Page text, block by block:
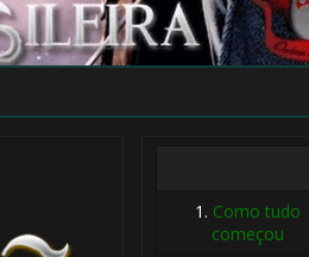
1. Como tudo
começou